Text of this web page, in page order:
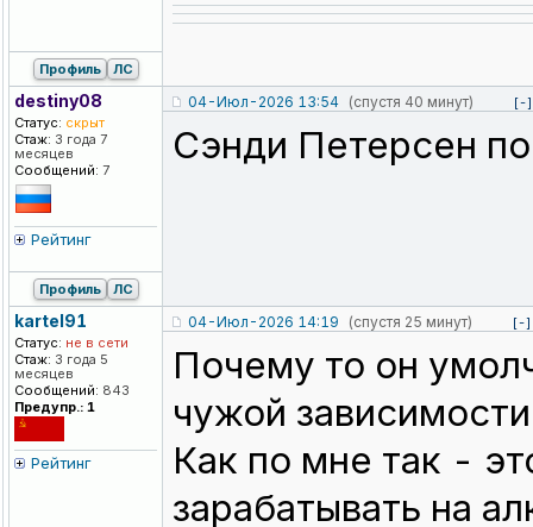
Профиль ЛС
destiny08
Статус: скрыт
Стаж: 3 года 7
месяцев
Сообщений: 7
Рейтинг
04-Июл-2026 13:54 (спустя 40 минут) [-]
Сэнди Петерсен
Профиль ЛС
kartel91
Статус: не в сети
Стаж: 3 года 5
месяцев
Сообщений: 843
Предупр.: 1
Рейтинг
04-Июл-2026 14:19 (спустя 25 минут) [-]
Почему то он
чужой
Как по мне так -
зарабатывать на